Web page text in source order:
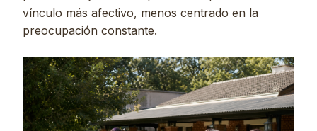
vínculo más afectivo, menos centrado en la
preocupación constante.